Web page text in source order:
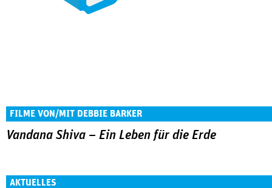
FILME VON/MIT DEBBIE BARKER
Vandana Shiva – Ein Leben für die Erde
AKTUELLES